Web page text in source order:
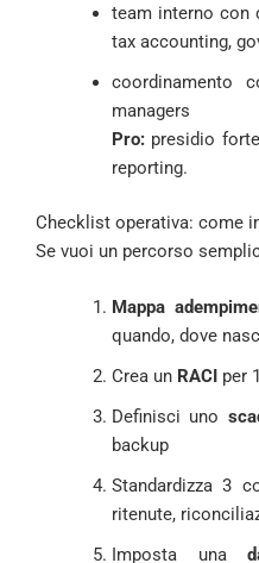
team interno con
tax accounting,
coordinamento
managers
Pro:presidio
reporting.
Checklist operativa: come
Se vuoi un percorso
Mappa
quando, dove
Crea un RACIper
Definisci uno
backup
Standardizza 3
ritenute,
Imposta una